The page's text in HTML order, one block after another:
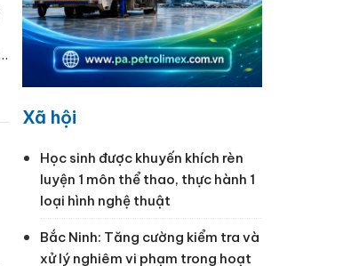
Xã hội
Học sinh được khuyến khích rèn
luyện 1 môn thể thao, thực hành 1
loại hình nghệ thuật
Bắc Ninh: Tăng cường kiểm tra và
xử lý nghiêm vi phạm trong hoạt